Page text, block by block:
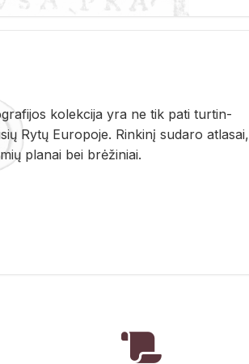
ko­lek­ci­ja yra ne tik pati tur­tin­
Rytų Eu­ro­po­je. Rin­ki­nį su­da­ro at­la­sai,
pla­nai bei brė­ži­niai.